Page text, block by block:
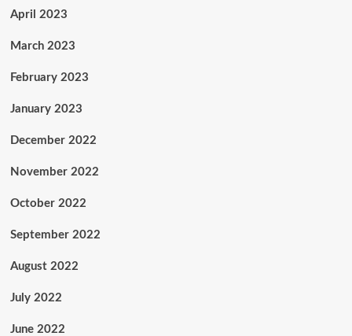
April 2023
March 2023
February 2023
January 2023
December 2022
November 2022
October 2022
September 2022
August 2022
July 2022
June 2022